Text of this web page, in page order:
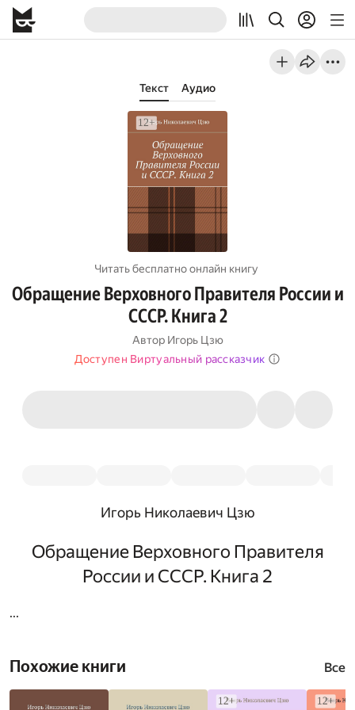
Текст Аудио
Читать бесплатно онлайн книгу
Обращение Верховного Правителя России и
СССР. Книга 2
Автор Игорь Цзю
Доступен Виртуальный рассказчик
Игорь Николаевич Цзю
Обращение Верховного Правителя
России и СССР. Книга 2
...
Похожие книги Все